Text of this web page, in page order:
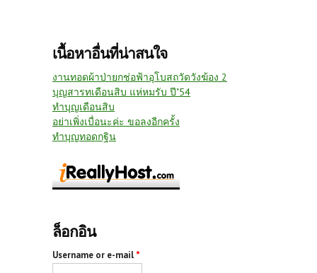
เนื้อหาอื่นที่น่าสนใจ
งานทอดผ้าป่ายกช่อฟ้าอุโบสถวัดวังฆ้อง 2
บุญสารทเดือนสิบ แห่หมรับ ปี"54
ทำบุญเดือนสิบ
อย่าเพิ่งเบื่อนะค่ะ ขอลงอีกครั้ง
ทำบุญทอดกฐิน
ล็อกอิน
Username or e-mail *